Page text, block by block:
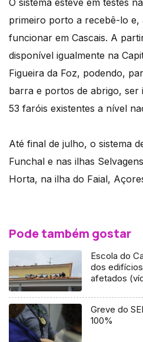
O sistema esteve em testes
primeiro porto a recebê-lo e,
funcionar em Cascais. A
disponível igualmente na
Figueira da Foz, podendo,
barra e portos de abrigo, ser
53 faróis existentes a nível
Até final de julho, o sistema
Funchal e nas ilhas
Horta, na ilha do Faial,
Pode também gostar
Escola do
dos
afetados
Greve do
100%